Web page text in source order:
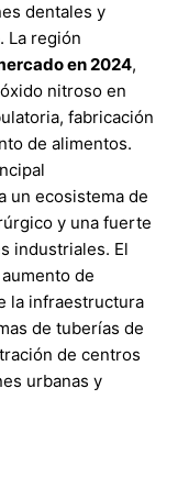
dentales y
La región
en 2024,
nitroso en
fabricación
de alimentos.
un ecosistema de
y una fuerte
industriales. El
de
la infraestructura
de tuberías de
de centros
urbanas y